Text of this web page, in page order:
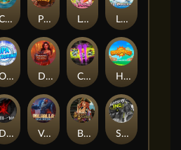
Bonnie's Buccaneers
Demon Queen
Opa Santorini!
Peek & Pounce LE HOOLIGAN
Death Becomes You Valhalla: Wild Winter
Le Bunny
Chaos Crew 2
Slayers Inc
Hop'n'Pop
Commander of Tridents